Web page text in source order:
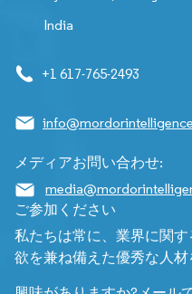
India
+1 617-765-2493
メディアお問い合わせ:
ご参加ください
私たちは常に、業界に関
欲を兼ね備えた優秀な人材